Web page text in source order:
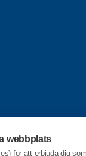
webbplats
för att erbjuda dig